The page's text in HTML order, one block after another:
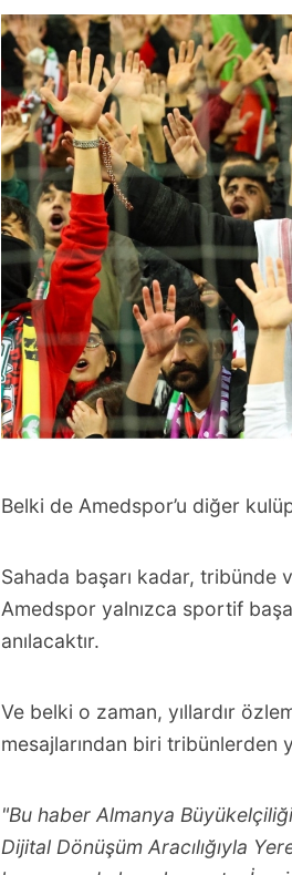
Belki de Amedspor’u diğer
Sahada başarı kadar, tribünde
Amedspor yalnızca sportif
anılacaktır.
Ve belki o zaman, yıllardır
mesajlarından biri tribünlerden
"Bu haber Almanya
Dijital Dönüşüm Aracılığıyla